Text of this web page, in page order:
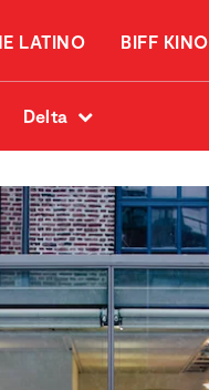
LATINO BIFF KINO
Delta